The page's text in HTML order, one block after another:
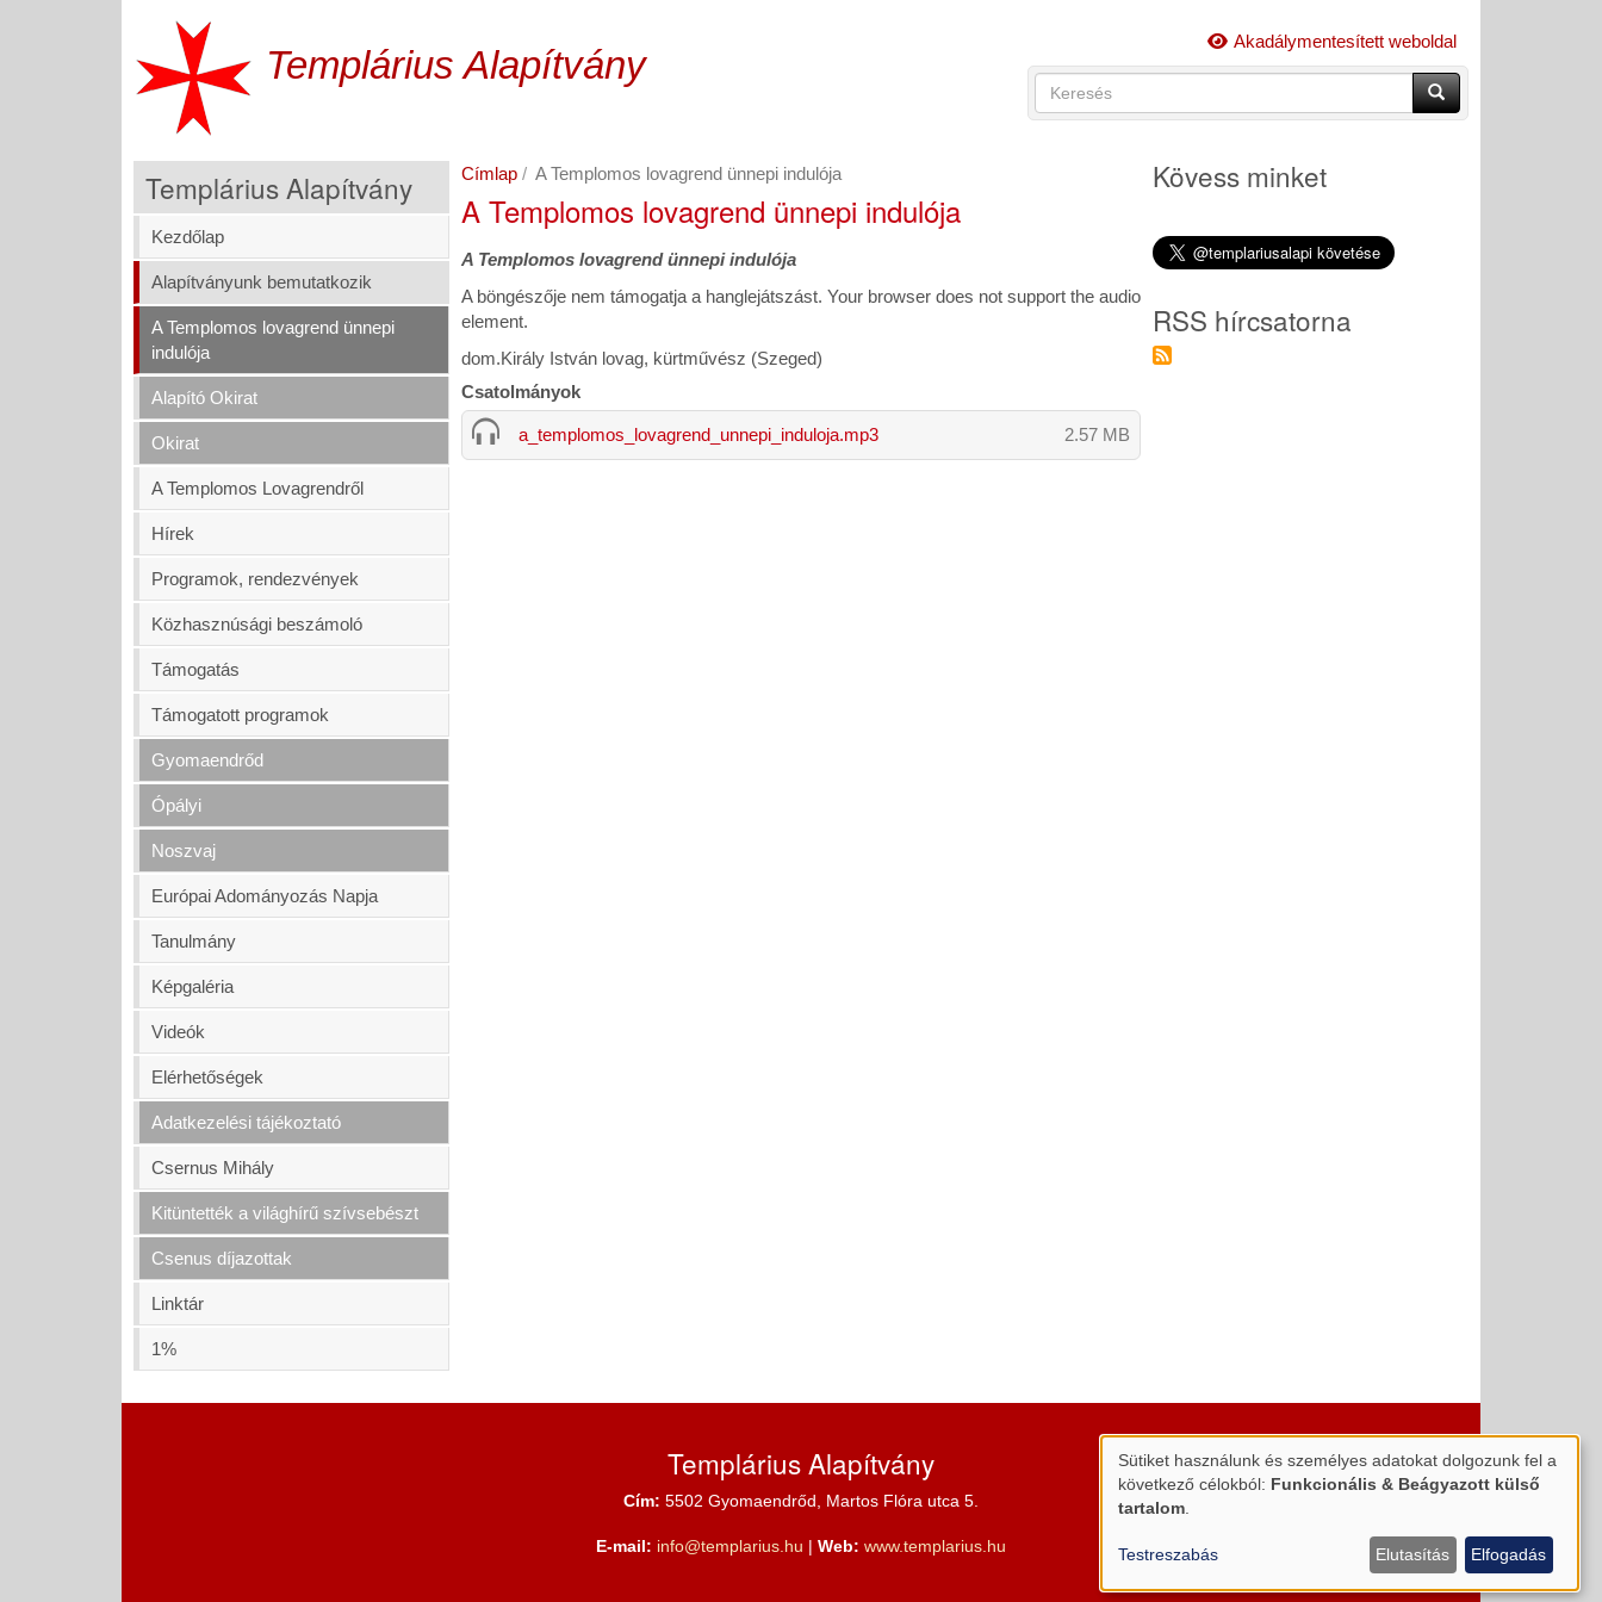
Templárius Alapítvány
Akadálymentesített weboldal
Keresési
Keresés Keresés
A
Templárius Alapítvány
Kezdőlap
Alapítványunk bemutatkozik
A Templomos lovagrend ünnepi
indulója
Alapító Okirat
Okirat
A Templomos Lovagrendről
Hírek
Programok, rendezvények
Közhasznúsági beszámoló
Támogatás
Támogatott programok
Gyomaendrőd
Ópályi
Noszvaj
Európai Adományozás Napja
Tanulmány
Képgaléria
Videók
Elérhetőségek
Adatkezelési tájékoztató
Csernus Mihály
Kitüntették a világhírű szívsebészt
Csenus díjazottak
Linktár
1%
Címlap A Templomos lovagrend ünnepi indulója
A Templomos lovagrend ünnepi indulója
A Templomos lovagrend ünnepi indulója
A böngészője nem támogatja a hanglejátszást. Your browser does not support the audio
element.
dom.Király István lovag, kürtművész (Szeged)
Csatolmányok
a_templomos_lovagrend_unnepi_induloja.mp3 2.57 MB
Kövess minket
RSS hírcsatorna
Templárius Alapítvány
Cím: 5502 Gyomaendrőd, Martos Flóra utca 5.
E-mail: info@templarius.hu Web: www.templarius.hu
Személyes
adatok
sütik
használata
Sütiket használunk és személyes adatokat dolgozunk fel a
következő célokból: Funkcionális & Beágyazott külső
tartalom
Testreszabás Elutasítás Elfogadás